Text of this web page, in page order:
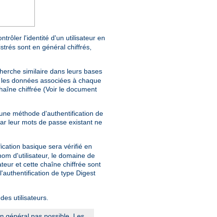
l'identité d'un utilisateur en
sont en général chiffrés,
similaire dans leurs bases
données associées à chaque
chiffrée (Voir le document
méthode d'authentification de
leur mots de passe existant ne
basique sera vérifié en
d'utilisateur, le domaine de
et cette chaîne chiffrée sont
de type Digest
utilisateurs.